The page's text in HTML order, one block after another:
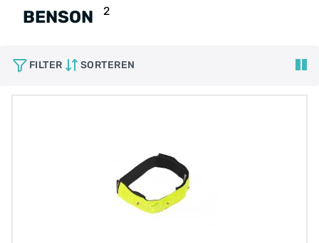
BENSON 2
FILTER SORTEREN